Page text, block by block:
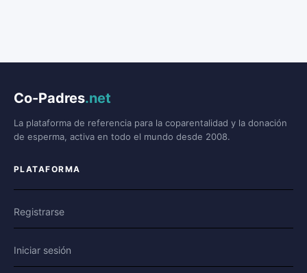
Co-Padres.net
La plataforma de referencia para la coparentalidad y la donación
de esperma, activa en todo el mundo desde 2008.
PLATAFORMA
Registrarse
Iniciar sesión